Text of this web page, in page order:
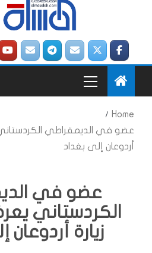
Home
عضو في الديمقراطي الكردستاني
أردوعان إلى بغداد
عضو في
الكردستاني
زيارة أردوعان